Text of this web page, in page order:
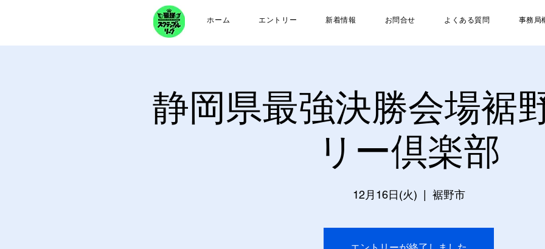
ホーム エントリー 新着情報 お問合せ よくある質問 事務局
静岡県最強決勝会場裾
リー倶楽部
12月16日(火) 裾野市